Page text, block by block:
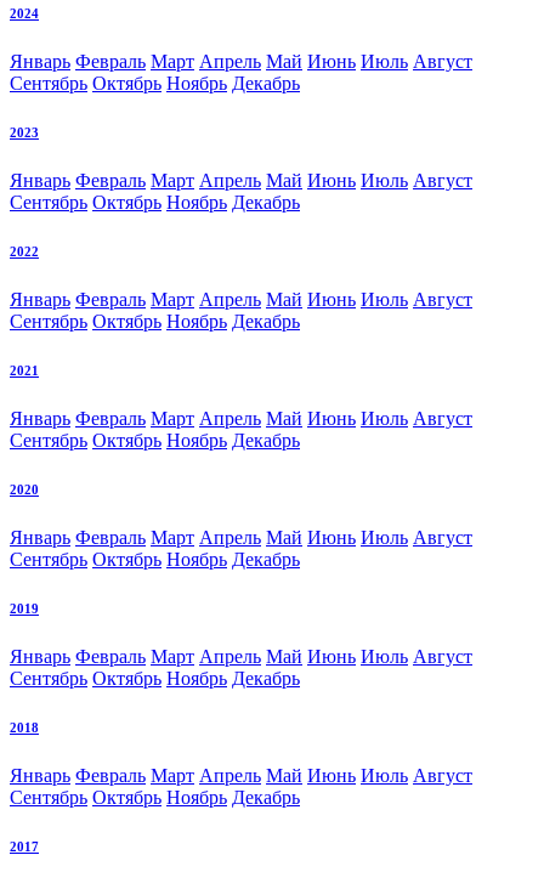
2024
Январь Февраль Март Апрель Май Июнь Июль Август
Сентябрь Октябрь Ноябрь Декабрь
2023
Январь Февраль Март Апрель Май Июнь Июль Август
Сентябрь Октябрь Ноябрь Декабрь
2022
Январь Февраль Март Апрель Май Июнь Июль Август
Сентябрь Октябрь Ноябрь Декабрь
2021
Январь Февраль Март Апрель Май Июнь Июль Август
Сентябрь Октябрь Ноябрь Декабрь
2020
Январь Февраль Март Апрель Май Июнь Июль Август
Сентябрь Октябрь Ноябрь Декабрь
2019
Январь Февраль Март Апрель Май Июнь Июль Август
Сентябрь Октябрь Ноябрь Декабрь
2018
Январь Февраль Март Апрель Май Июнь Июль Август
Сентябрь Октябрь Ноябрь Декабрь
2017